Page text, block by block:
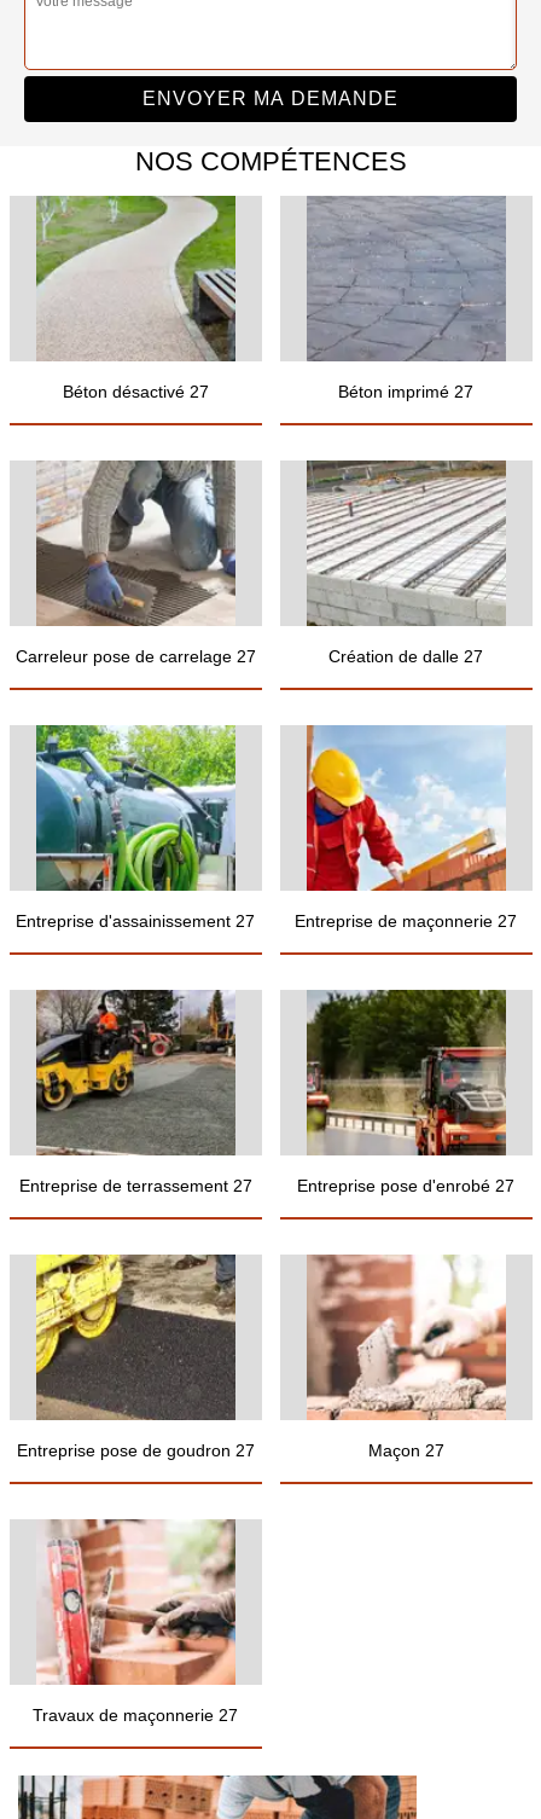
NOS COMPÉTENCES
Béton désactivé 27 Béton imprimé 27
Carreleur pose de carrelage 27 Création de dalle 27
Entreprise d'assainissement 27 Entreprise de maçonnerie 27
Entreprise de terrassement 27 Entreprise pose d'enrobé 27
Entreprise pose de goudron 27 Maçon 27
Travaux de maçonnerie 27